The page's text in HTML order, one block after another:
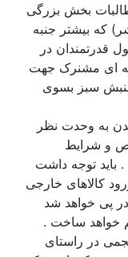
بخش بزرگی
که بیشتر جنبه
قدرتمندان در
ای مشنرک جهت
سبز بسوی
به وحدت نظر
و شرایط
توجه داشت
کالاهای خارجی
پی خواهد شد
خواهد ساخت .
در راستای